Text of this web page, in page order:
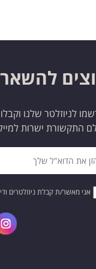
לניוזלטר שלנו
התקשורת ישרות
אני מאשר/ת קבלת ניוזלטרים